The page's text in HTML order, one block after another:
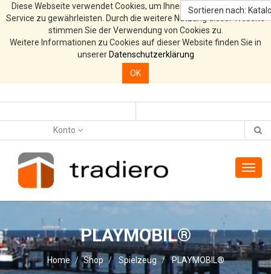
Diese Webseite verwendet Cookies, um Ihnen den bestmöglichen
Service zu gewährleisten. Durch die weitere Nutzung dieser Website
stimmen Sie der Verwendung von Cookies zu.
Weitere Informationen zu Cookies auf dieser Website finden Sie in
unserer Datenschutzerklärung
OK
Konto
PLAYMOBIL®
Home Shop Spielzeug PLAYMOBIL®
Sortieren nach: